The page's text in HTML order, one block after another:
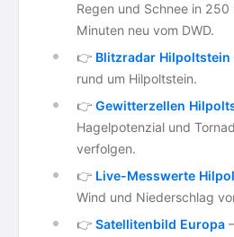
Regen und Schnee in
Minuten neu vom DWD.
👉 Blitzradar Hilpoltstein
rund um Hilpoltstein.
👉 Gewitterzellen
Hagelpotenzial und
verfolgen.
👉 Live-Messwerte
Wind und Niederschlag
👉 Satellitenbild Europa